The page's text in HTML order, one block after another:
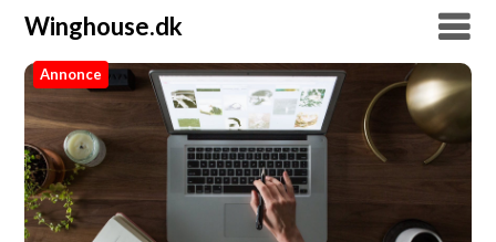
Winghouse.dk
Winghouse.dk
Annonce